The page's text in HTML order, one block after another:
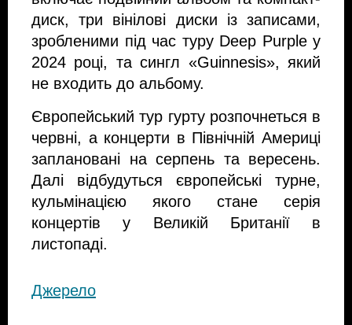
диск, три вінілові диски із записами,
зробленими під час туру Deep Purple у
2024 році, та сингл «Guinnesis», який
не входить до альбому.
Європейський тур гурту розпочнеться в
червні, а концерти в Північній Америці
заплановані на серпень та вересень.
Далі відбудуться європейські турне,
кульмінацією якого стане серія
концертів у Великій Британії в
листопаді.
Джерело